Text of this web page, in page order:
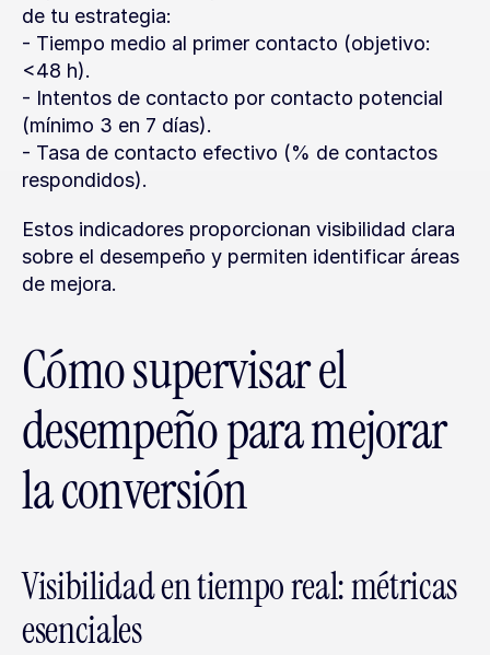
de tu estrategia:
- Tiempo medio al primer contacto (objetivo:
<48 h).
- Intentos de contacto por contacto potencial
(mínimo 3 en 7 días).
- Tasa de contacto efectivo (% de contactos
respondidos).
Estos indicadores proporcionan visibilidad clara
sobre el desempeño y permiten identificar áreas
de mejora.
Cómo supervisar el
desempeño para mejorar
la conversión
Visibilidad en tiempo real: métricas
esenciales